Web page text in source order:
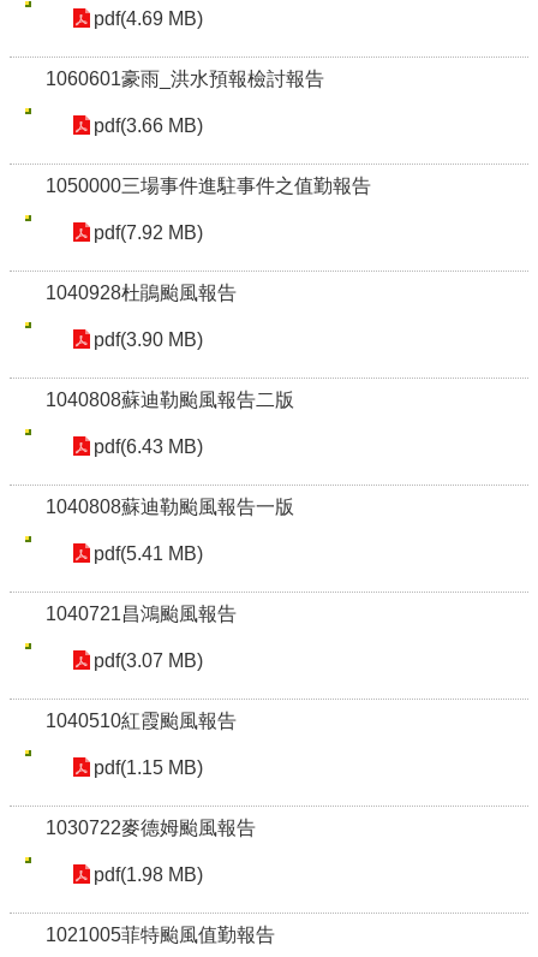
pdf(4.69 MB)
1060601豪雨_洪水預報檢討報告
pdf(3.66 MB)
1050000三場事件進駐事件之值勤報告
pdf(7.92 MB)
1040928杜鵑颱風報告
pdf(3.90 MB)
1040808蘇迪勒颱風報告二版
pdf(6.43 MB)
1040808蘇迪勒颱風報告一版
pdf(5.41 MB)
1040721昌鴻颱風報告
pdf(3.07 MB)
1040510紅霞颱風報告
pdf(1.15 MB)
1030722麥德姆颱風報告
pdf(1.98 MB)
1021005菲特颱風值勤報告